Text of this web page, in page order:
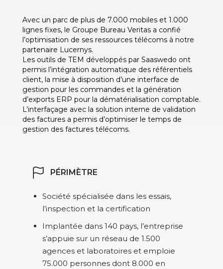
Avec un parc de plus de 7.000 mobiles et 1.000
lignes fixes, le Groupe Bureau Veritas a confié
l’optimisation de ses ressources télécoms à notre
partenaire Lucernys.
Les outils de TEM développés par Saaswedo ont
permis l’intégration automatique des référentiels
client, la mise à disposition d’une interface de
gestion pour les commandes et la génération
d’exports ERP pour la dématérialisation comptable.
L’interfaçage avec la solution interne de validation
des factures a permis d’optimiser le temps de
gestion des factures télécoms.
PÉRIMÈTRE
Société spécialisée dans les essais,
l’inspection et la certification
Implantée dans 140 pays, l’entreprise
s’appuie sur un réseau de 1.500
agences et laboratoires et emploie
75.000 personnes dont 8.000 en